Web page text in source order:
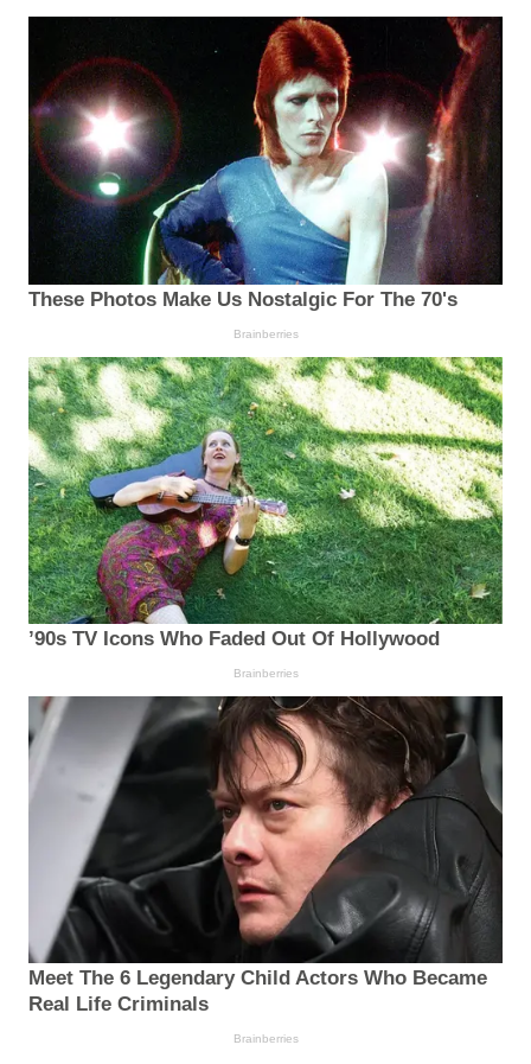
These Photos Make Us Nostalgic For The 70's
Brainberries
’90s TV Icons Who Faded Out Of Hollywood
Brainberries
Meet The 6 Legendary Child Actors Who Became
Real Life Criminals
Brainberries